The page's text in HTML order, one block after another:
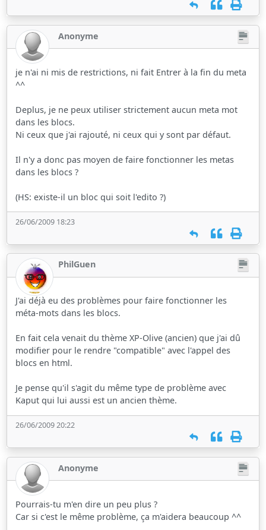
Anonyme
je n'ai ni mis de restrictions, ni fait Entrer à la fin du meta
^^
Deplus, je ne peux utiliser strictement aucun meta mot
dans les blocs.
Ni ceux que j'ai rajouté, ni ceux qui y sont par défaut.
Il n'y a donc pas moyen de faire fonctionner les metas
dans les blocs ?
(HS: existe-il un bloc qui soit l'edito ?)
26/06/2009 18:23
PhilGuen
J'ai déjà eu des problèmes pour faire fonctionner les
méta-mots dans les blocs.
En fait cela venait du thème XP-Olive (ancien) que j'ai dû
modifier pour le rendre "compatible" avec l'appel des
blocs en html.
Je pense qu'il s'agit du même type de problème avec
Kaput qui lui aussi est un ancien thème.
26/06/2009 20:22
Anonyme
Pourrais-tu m'en dire un peu plus ?
Car si c'est le même problème, ça m'aidera beaucoup ^^